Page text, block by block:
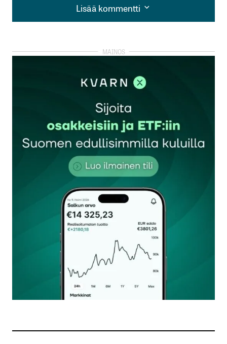
Lisää kommentti
Lisää kommentti
kirjautua
rekisteröityä
Sähköpostiosoitettasi ei julkaista.Pakolliset
kentät on merkitty*
Kommentti*
Nimesi tai nimimerkkisi
Sähköpostiosoitteesi
Tilaa SalkunRakentajan uutiskirje